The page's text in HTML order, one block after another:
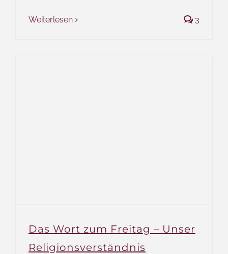
Weiterlesen 3
Das Wort zum Freitag – Unser
Religionsverständnis